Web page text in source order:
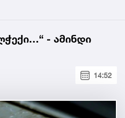
- ამინდი
14:52